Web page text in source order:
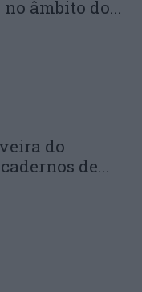
âmbito do...
do
de...